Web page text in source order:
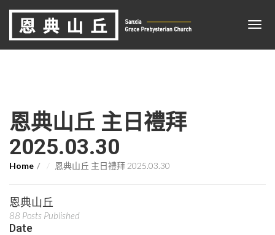
恩典山丘 主日禮拜
2025.03.30
Home 恩典山丘 主日禮拜 2025.03.30
恩典山丘
88 Posts Published
Date